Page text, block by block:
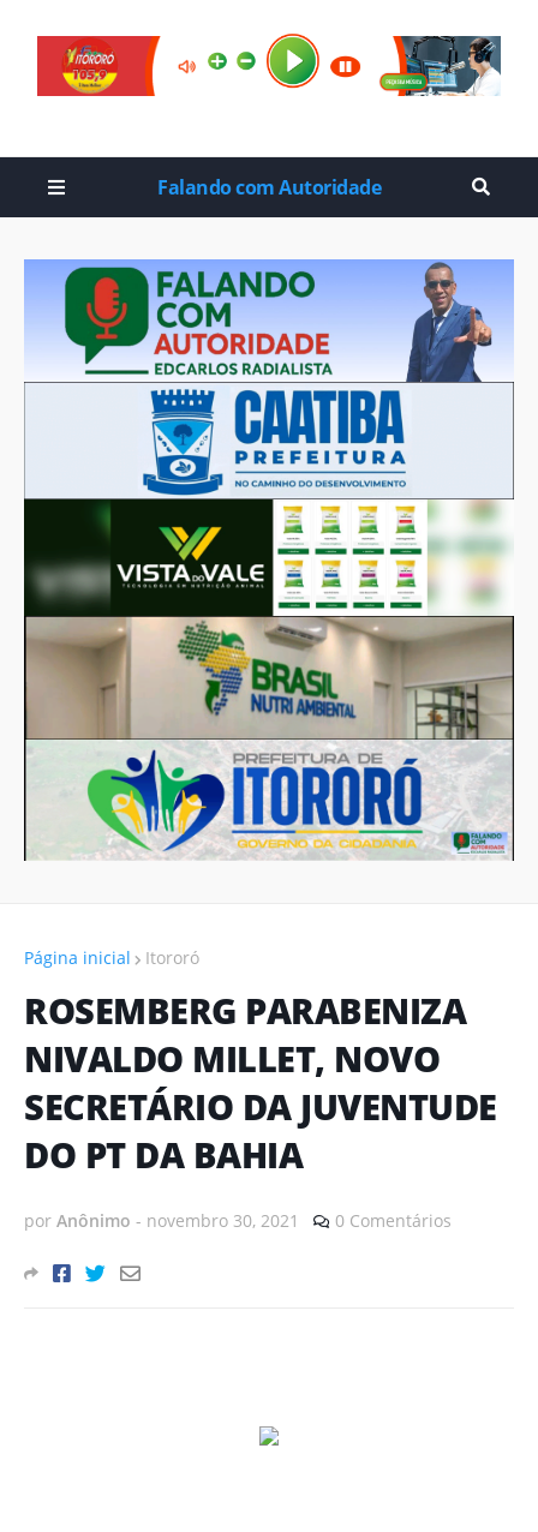
Falando com Autoridade
Página inicial Itororó
ROSEMBERG PARABENIZA
NIVALDO MILLET, NOVO
SECRETÁRIO DA JUVENTUDE
DO PT DA BAHIA
por Anônimo - novembro 30, 2021 0 Comentários